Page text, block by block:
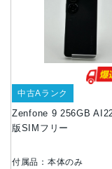
Zenfone 9 256GB
版SIMフリー
中古Aランク
付属品：本体のみ